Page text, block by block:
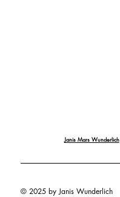
© 2025 by Janis Wunderlich
Janis Mars Wunderlich